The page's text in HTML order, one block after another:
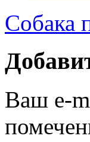
Собака
Ваш e-